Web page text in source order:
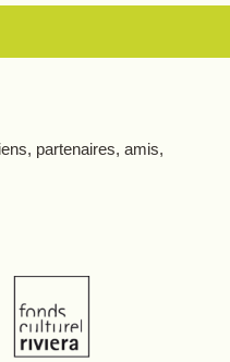
partenaires, amis,